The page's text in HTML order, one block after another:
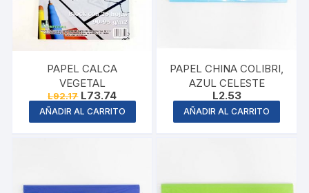
PAPEL CALCA
VEGETAL
L92.17 Original
price
was:
L92.17.
L73.74Current
price
is:
L73.74.
AÑADIR AL CARRITO
PAPEL CHINA COLIBRI,
AZUL CELESTE
L2.53
AÑADIR AL CARRITO